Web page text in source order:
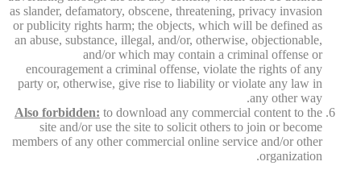
as slander, defamatory, obscene, threatening, privacy invasion
or publicity rights harm; the objects, which will be defined as
an abuse, substance, illegal, and/or, otherwise, objectionable,
and/or which may contain a criminal offense or
encouragement a criminal offense, violate the rights of any
party or, otherwise, give rise to liability or violate any law in
any other way.
Also forbidden: to download any commercial content to the
site and/or use the site to solicit others to join or become
members of any other commercial online service and/or other
organization.